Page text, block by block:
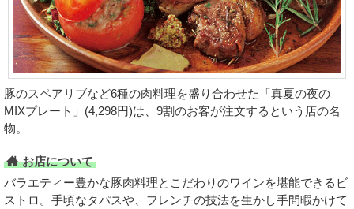
豚のスペアリブなど6種の肉料理を盛り合わせた「真夏の夜の
MIXプレート」(4,298円)は、9割のお客が注文するという店の名
物。
お店について
バラエティー豊かな豚肉料理とこだわりのワインを堪能できるビ
ストロ。手頃なタパスや、フレンチの技法を生かし手間暇かけて